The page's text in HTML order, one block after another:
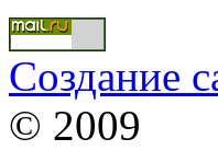
Создание
© 2009